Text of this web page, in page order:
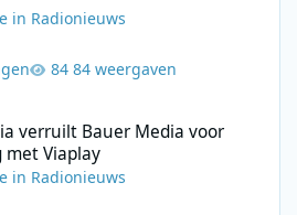
in Radionieuws
84 weergaven
verruilt Bauer Media voor
met Viaplay
in Radionieuws